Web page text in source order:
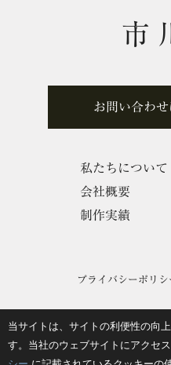
当サイトは、サイトの利便性の向
す。当社のウェブサイトにアクセス
市
お問い合わせ
私たちについて
会社概要
制作実績
プライバシーポリシ
©︎ 2019